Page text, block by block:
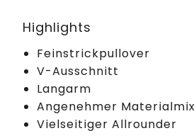
Highlights
Feinstrickpullover
V-Ausschnitt
Langarm
Angenehmer Materialmix
Vielseitiger Allrounder